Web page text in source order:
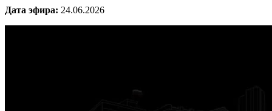
Дата эфира: 24.06.2026